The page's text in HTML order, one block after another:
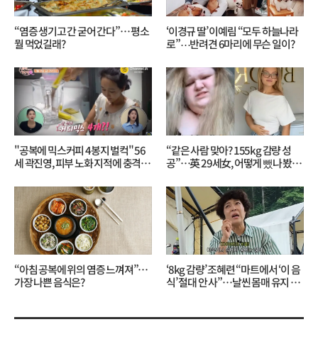
“염증 생기고 간 굳어 간다”… 평소
뭘 먹었길래?
‘이경규 딸’ 이예림 “모두 하늘나라
로”⋯반려견 6마리에 무슨 일이?
"공복에 믹스커피 4봉지 벌컥" 56
세 곽진영, 피부 노화 지적에 충격…
“같은 사람 맞아? 155kg 감량 성
공”…英 29세女, 어떻게 뺐나 봤더
“아침 공복에 위의 염증 느껴져”…
가장 나쁜 음식은?
‘8kg 감량’ 조혜련 “마트에서 ‘이 음
식’ 절대 안 사”…날씬 몸매 유지 비